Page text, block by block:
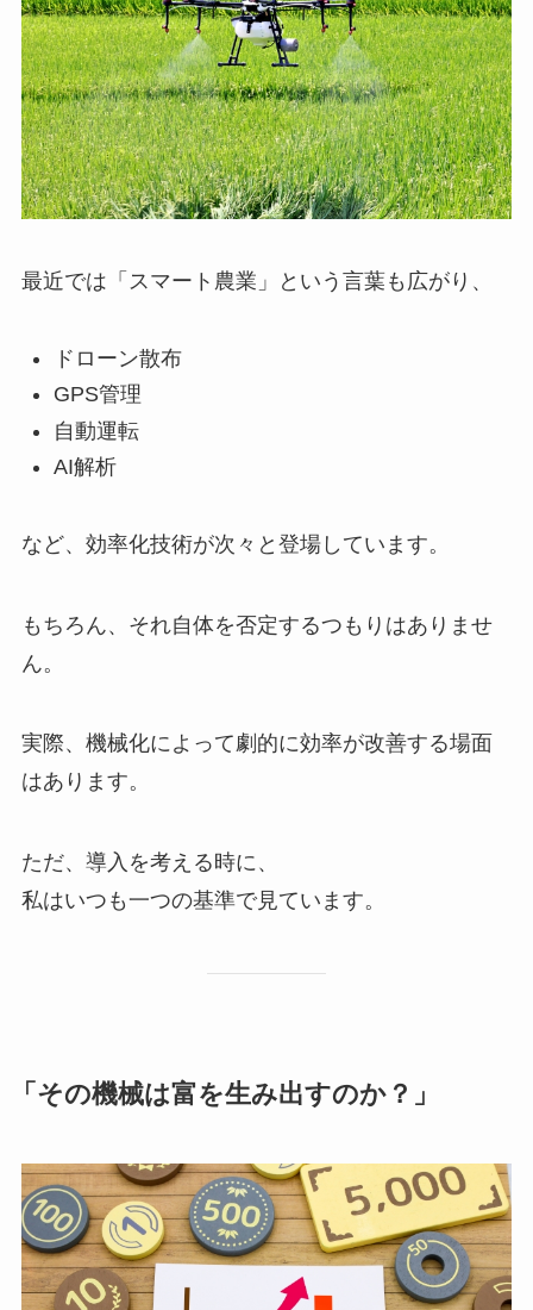
最近では「スマート農業」という言葉も広がり、
ドローン散布
GPS管理
自動運転
AI解析
など、効率化技術が次々と登場しています。
もちろん、それ自体を否定するつもりはありませ
ん。
実際、機械化によって劇的に効率が改善する場面
はあります。
ただ、導入を考える時に、
私はいつも一つの基準で見ています。
「その機械は富を生み出すのか？」